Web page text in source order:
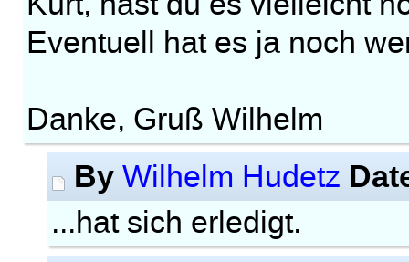
Eventuell hat es ja noch
Danke, Gruß Wilhelm
By Wilhelm Hudetz
...hat sich erledigt.